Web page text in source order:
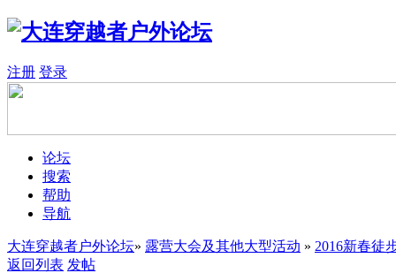
注册 登录
论坛
搜索
帮助
导航
大连穿越者户外论坛» 露营大会及其他大型活动 » 2016新春徒
返回列表 发帖